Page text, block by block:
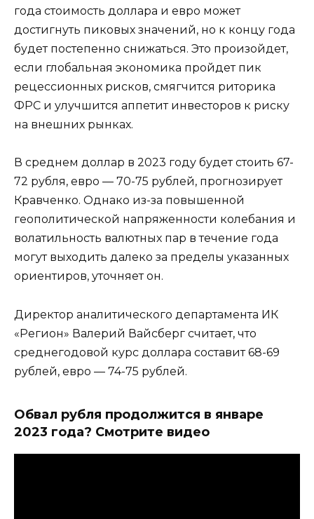
года стоимость доллара и евро может
достигнуть пиковых значений, но к концу года
будет постепенно снижаться. Это произойдет,
если глобальная экономика пройдет пик
рецессионных рисков, смягчится риторика
ФРС и улучшится аппетит инвесторов к риску
на внешних рынках.
В среднем доллар в 2023 году будет стоить 67-
72 рубля, евро — 70-75 рублей, прогнозирует
Кравченко. Однако из-за повышенной
геополитической напряженности колебания и
волатильность валютных пар в течение года
могут выходить далеко за пределы указанных
ориентиров, уточняет он.
Директор аналитического департамента ИК
«Регион» Валерий Вайсберг считает, что
среднегодовой курс доллара составит 68-69
рублей, евро — 74-75 рублей.
Обвал рубля продолжится в январе
2023 года? Смотрите видео